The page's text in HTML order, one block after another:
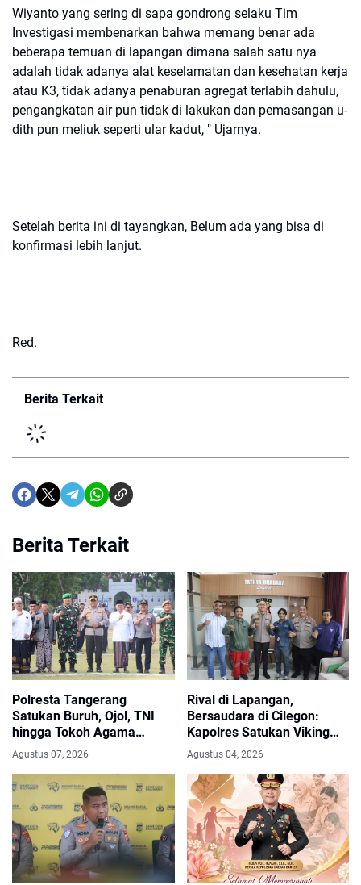
Wiyanto yang sering di sapa gondrong selaku Tim
Investigasi membenarkan bahwa memang benar ada
beberapa temuan di lapangan dimana salah satu nya
adalah tidak adanya alat keselamatan dan kesehatan kerja
atau K3, tidak adanya penaburan agregat terlabih dahulu,
pengangkatan air pun tidak di lakukan dan pemasangan u-
dith pun meliuk seperti ular kadut, " Ujarnya.
Setelah berita ini di tayangkan, Belum ada yang bisa di
konfirmasi lebih lanjut.
Red.
Berita Terkait
Berita Terkait
Polresta Tangerang
Satukan Buruh, Ojol, TNI
hingga Tokoh Agama
dalam Sabuk Kamtibmas
Agustus 07, 2026
Rival di Lapangan,
Bersaudara di Cilegon:
Kapolres Satukan Viking
dan Jak Mania Demi Nobar
Agustus 04, 2026